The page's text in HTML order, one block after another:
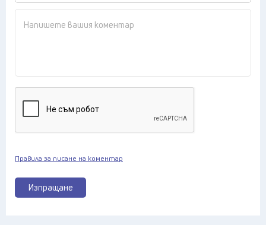
Изпращане
Правила за писане на коментар